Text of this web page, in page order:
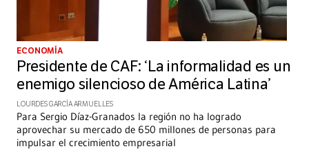
ECONOMÍA
Presidente de CAF: ‘La informalidad es un
enemigo silencioso de América Latina’
LOURDES GARCÍA ARMUELLES
Para Sergio Díaz-Granados la región no ha logrado
aprovechar su mercado de 650 millones de personas para
impulsar el crecimiento empresarial